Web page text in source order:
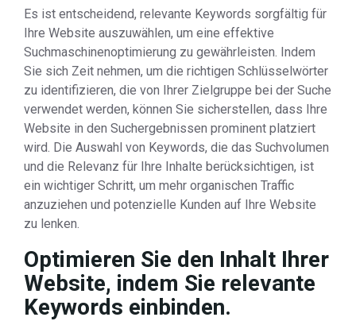
Es ist entscheidend, relevante Keywords sorgfältig für
Ihre Website auszuwählen, um eine effektive
Suchmaschinenoptimierung zu gewährleisten. Indem
Sie sich Zeit nehmen, um die richtigen Schlüsselwörter
zu identifizieren, die von Ihrer Zielgruppe bei der Suche
verwendet werden, können Sie sicherstellen, dass Ihre
Website in den Suchergebnissen prominent platziert
wird. Die Auswahl von Keywords, die das Suchvolumen
und die Relevanz für Ihre Inhalte berücksichtigen, ist
ein wichtiger Schritt, um mehr organischen Traffic
anzuziehen und potenzielle Kunden auf Ihre Website
zu lenken.
Optimieren Sie den Inhalt Ihrer
Website, indem Sie relevante
Keywords einbinden.